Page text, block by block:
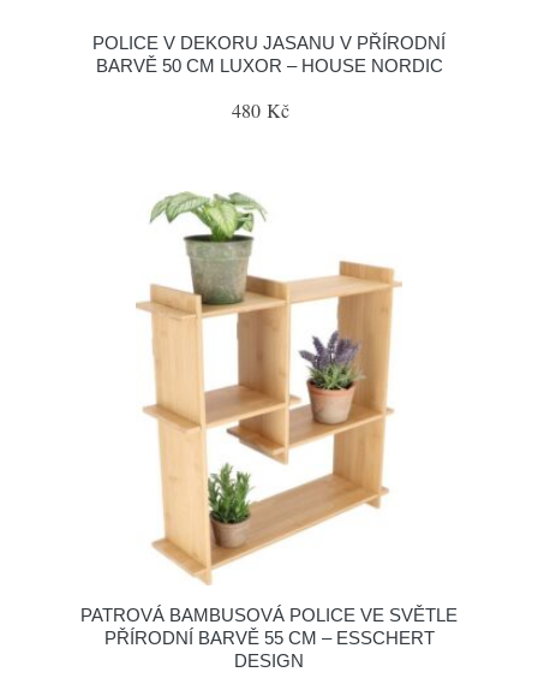
POLICE V DEKORU JASANU V PŘÍRODNÍ
BARVĚ 50 CM LUXOR – HOUSE NORDIC
480 Kč
PATROVÁ BAMBUSOVÁ POLICE VE SVĚTLE
PŘÍRODNÍ BARVĚ 55 CM – ESSCHERT
DESIGN